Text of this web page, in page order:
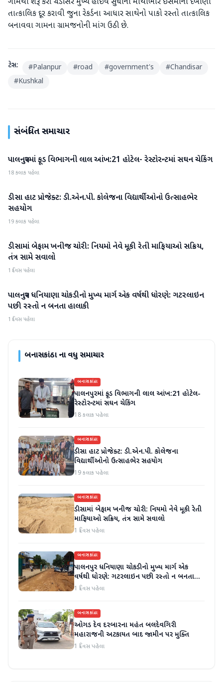
ગામથી શરૂ કરી ચંડીસર મુખ્ય હાઇવે સુધીના માથાભારે ઈસમોના દબાણો
તાત્કાલિક દૂર કરાવી જુના રેકર્ડના આધાર સાથેનો પાકો રસ્તો તાત્કાલિક
બનાવવા ગામના ગ્રામજનોની માંગ ઉઠી છે.
ટેગ્સ: #Palanpur #road #government's #Chandisar
#Kushkal
સંબંધિત સમાચાર
બનાસકાંઠા
પાલનપુરમાં ફૂડ વિભાગની લાલ આંખ:21 હોટેલ- રેસ્ટોરન્ટમાં સઘન ચેકિંગ
18 કલાક પહેલા
બનાસકાંઠા
ડીસા હાટ પ્રોજેક્ટ: ડી.એન.પી. કોલેજના વિદ્યાર્થીઓનો ઉત્સાહભેર
સહયોગ
19 કલાક પહેલા
બનાસકાંઠા
ડીસામાં બેફામ ખનીજ ચોરી: નિયમો નેવે મૂકી રેતી માફિયાઓ સક્રિય,
તંત્ર સામે સવાલો
1 દિવસ પહેલા
બનાસકાંઠા
પાલનપુર ધનિયાણા ચોકડીનો મુખ્ય માર્ગ એક વર્ષથી ધોરણે: ગટરલાઇન
પછી રસ્તો ન બનતા હાલાકી
1 દિવસ પહેલા
બનાસકાંઠાના વધુ સમાચાર
બનાસકાંઠા
પાલનપુરમાં ફૂડ વિભાગની લાલ આંખ:21 હોટેલ-
રેસ્ટોરન્ટમાં સઘન ચેકિંગ
18 કલાક પહેલા
બનાસકાંઠા
ડીસા હાટ પ્રોજેક્ટ: ડી.એન.પી. કોલેજના
વિદ્યાર્થીઓનો ઉત્સાહભેર સહયોગ
19 કલાક પહેલા
બનાસકાંઠા
ડીસામાં બેફામ ખનીજ ચોરી: નિયમો નેવે મૂકી રેતી
માફિયાઓ સક્રિય, તંત્ર સામે સવાલો
1 દિવસ પહેલા
બનાસકાંઠા
પાલનપુર ધનિયાણા ચોકડીનો મુખ્ય માર્ગ એક
વર્ષથી ધોરણે: ગટરલાઇન પછી રસ્તો ન બનતા
હાલાકી
1 દિવસ પહેલા
બનાસકાંઠા
ઓગડ દેવ દરબારના મહંત બલદેવગિરી
મહારાજની અટકાયત બાદ જામીન પર મુક્તિ
1 દિવસ પહેલા